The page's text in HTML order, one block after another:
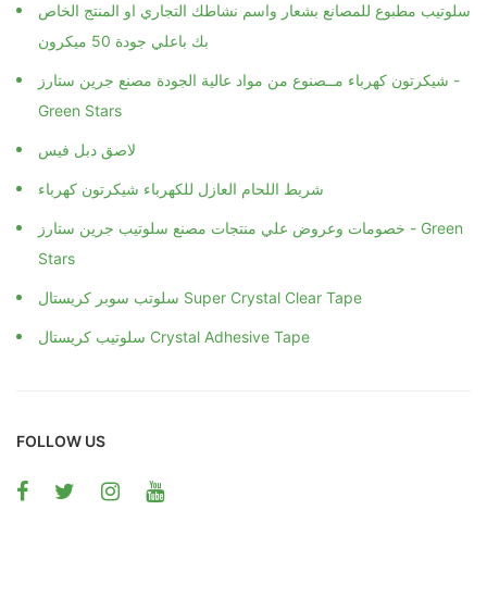
سلوتيب مطبوع للمصانع بشعار واسم نشاطك التجاري او المنتج الخاص
بك باعلي جودة 50 ميكرون
شيكرتون كهرباء مــصنوع من مواد عالية الجودة مصنع جرين ستارز -
Green Stars
لاصق دبل فيس
شريط اللحام العازل للكهرباء شيكرتون كهرباء
خصومات وعروض علي منتجات مصنع سلوتيب جرين ستارز - Green
Stars
سلوتب سوبر كريستال Super Crystal Clear Tape
سلوتيب كريستال Crystal Adhesive Tape
FOLLOW US